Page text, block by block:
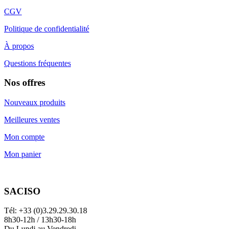
CGV
Politique de confidentialité
À propos
Questions fréquentes
Nos offres
Nouveaux produits
Meilleures ventes
Mon compte
Mon panier
SACISO
Tél: +33 (0)3.29.29.30.18
8h30-12h / 13h30-18h